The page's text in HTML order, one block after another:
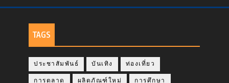
TAGS
ประชาสัมพันธ์ บันเทิง ท่องเที่ยว
การตลาด ผลิตภัณฑ์ใหม่ การศึกษา